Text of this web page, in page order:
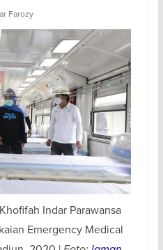
Farozy
Indar Parawansa
Emergency Medical